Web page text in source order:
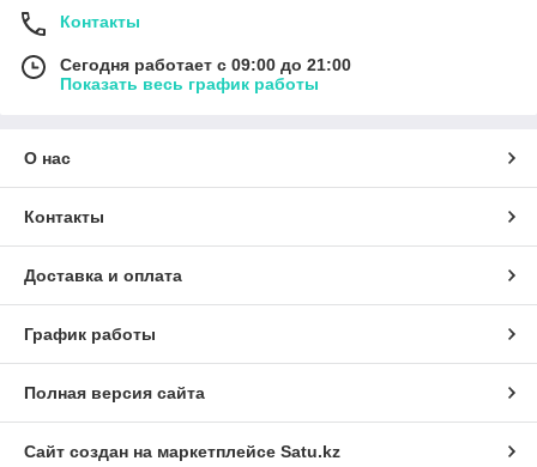
Контакты
Сегодня работает с 09:00 до 21:00
Показать весь график работы
О нас
Контакты
Доставка и оплата
График работы
Полная версия сайта
Сайт создан на маркетплейсе Satu.kz